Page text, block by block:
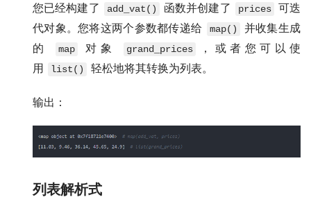
您已经构建了 add_vat() 函数并创建了 prices
可迭
代对象。您将这两个参数都传递给
map()
并收集生成
的
map 对象 grand_prices
，或者您可以使
用
list() 轻松地将其转换为列表。
输出：
列表解析式